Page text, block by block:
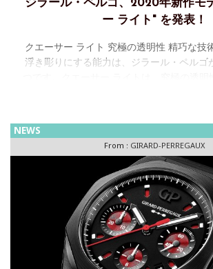
ジラール・ペルゴ、2020年新作モ
ー ライト" を発表！
クエーサー ライト 究極の透明性 精巧な技
浮き彫りにする能力は、ジラール・ペルゴ
で、この伝統への敬意を表しています。最
NEWS
From : GIRARD-PERREGAUX